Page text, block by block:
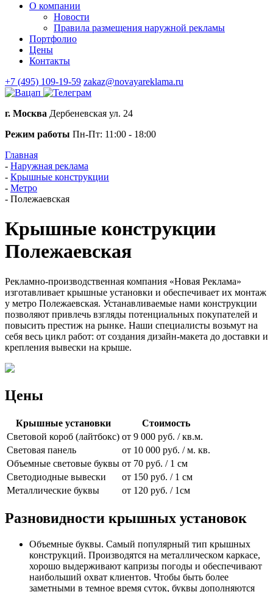
О компании
Новости
Правила размещения наружной рекламы
Портфолио
Цены
Контакты
+7 (495) 109-19-59 zakaz@novayareklama.ru
г. Москва Дербеневская ул. 24
Режим работы Пн-Пт: 11:00 - 18:00
Главная
- Наружная реклама
- Крышные конструкции
- Метро
- Полежаевская
Крышные конструкции
Полежаевская
Рекламно-производственная компания «Новая Реклама»
изготавливает крышные установки и обеспечивает их монтаж
у метро Полежаевская. Устанавливаемые нами конструкции
позволяют привлечь взгляды потенциальных покупателей и
повысить престиж на рынке. Наши специалисты возьмут на
себя весь цикл работ: от создания дизайн-макета до доставки и
крепления вывески на крыше.
Цены
Крышные установки
Стоимость
Световой короб (лайтбокс) от 9 000 руб. / кв.м.
Световая панель
от 10 000 руб. / м. кв.
Объемные световые буквы от 70 руб. / 1 см
Светодиодные вывески
от 150 руб. / 1 см
Металлические буквы
от 120 руб. / 1см
Разновидности крышных установок
Объемные буквы. Самый популярный тип крышных
конструкций. Производятся на металлическом каркасе,
хорошо выдерживают капризы погоды и обеспечивают
наибольший охват клиентов. Чтобы быть более
заметными в темное время суток, буквы дополняются